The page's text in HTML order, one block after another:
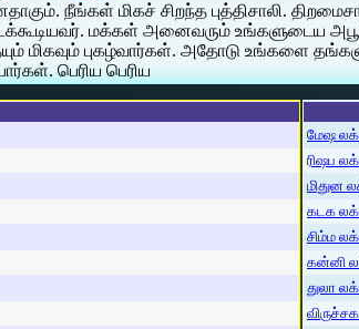
நீங்கள் மிகச் சிறந்த புத்திசாலி.
மக்கள் அனைவரும் உங்களுடைய
மிகவும் புகழ்வார்கள். அதோடு உங்களை
பெரிய பெரிய
மேஷ
ரிஷப
மிதுன
கடக
சிம்ம
கன்னி
துலா